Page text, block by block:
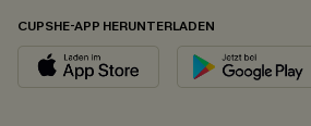
CUPSHE-APP HERUNTERLADEN